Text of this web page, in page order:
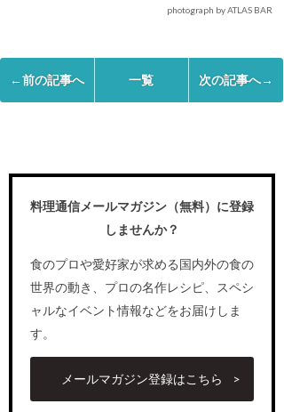
photograph by ATLAS BAR
←前の記事へ 一覧 次の記事へ→
料理通信メールマガジン（無料）に登録
しませんか？
食のプロや愛好家が求める国内外の食の
世界の動き、プロの名作レシピ、スペシ
ャルなイベント情報などをお届けしま
す。
メールマガジン登録はこちら